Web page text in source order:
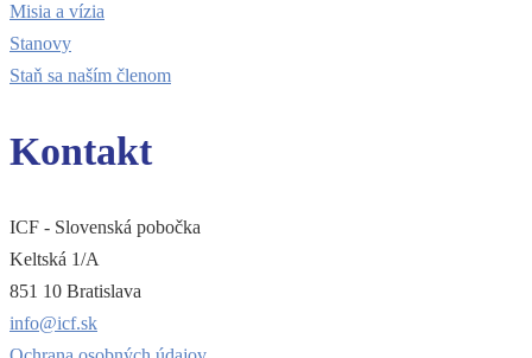
Misia a vízia
Stanovy
Staň sa naším členom
Kontakt
ICF - Slovenská pobočka
Keltská 1/A
851 10 Bratislava
info@icf.sk